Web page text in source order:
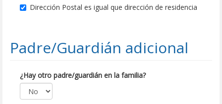
Dirección Postal es igual que dirección de residencia
Padre/Guardián adicional
¿Hay otro padre/guardián en la familia?